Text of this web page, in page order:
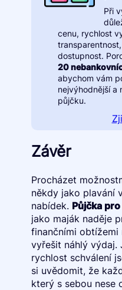
Při
cenu, rychlost
dostupnost.
20
abychom vám
nejvýhodnější a
půjčku.
Závěr
Procházet
někdy jako plavání
nabídek. Půjčka
jako maják naděje
finančními
vyřešit náhlý výdaj.
rychlost schválení
si uvědomit, že
který s sebou nese